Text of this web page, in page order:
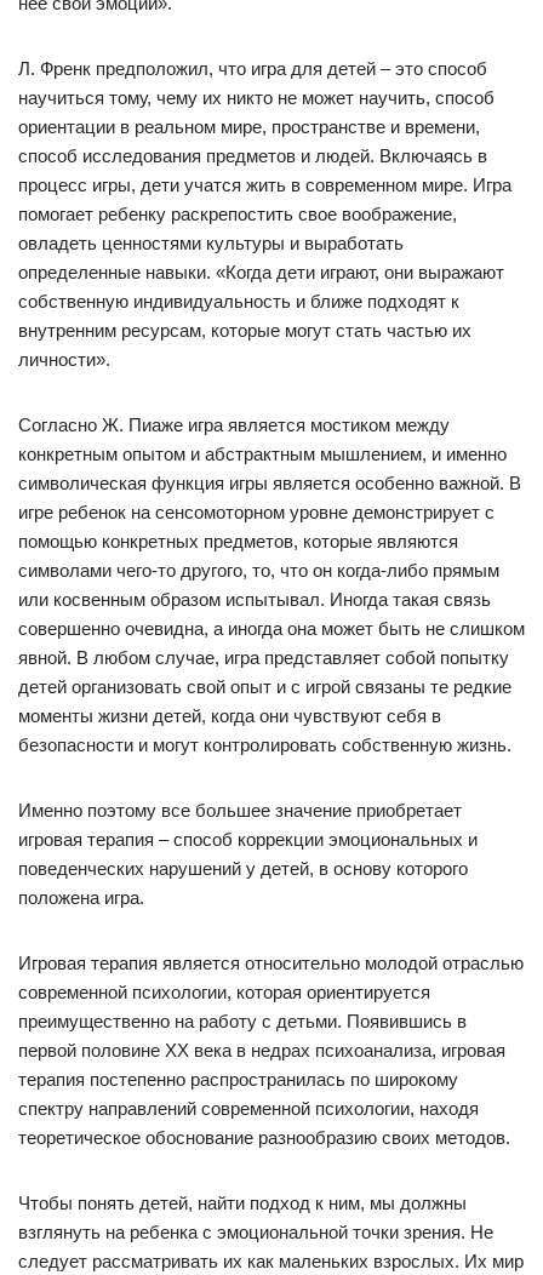
Л. Френк предположил, что игра для детей – это способ
научиться тому, чему их никто не может научить, способ
ориентации в реальном мире, пространстве и времени,
способ исследования предметов и людей. Включаясь в
процесс игры, дети учатся жить в современном мире. Игра
помогает ребенку раскрепостить свое воображение,
овладеть ценностями культуры и выработать
определенные навыки. «Когда дети играют, они выражают
собственную индивидуальность и ближе подходят к
внутренним ресурсам, которые могут стать частью их
личности».
Согласно Ж. Пиаже игра является мостиком между
конкретным опытом и абстрактным мышлением, и именно
символическая функция игры является особенно важной. В
игре ребенок на сенсомоторном уровне демонстрирует с
помощью конкретных предметов, которые являются
символами чего-то другого, то, что он когда-либо прямым
или косвенным образом испытывал. Иногда такая связь
совершенно очевидна, а иногда она может быть не слишком
явной. В любом случае, игра представляет собой попытку
детей организовать свой опыт и с игрой связаны те редкие
моменты жизни детей, когда они чувствуют себя в
безопасности и могут контролировать собственную жизнь.
Именно поэтому все большее значение приобретает
игровая терапия – способ коррекции эмоциональных и
поведенческих нарушений у детей, в основу которого
положена игра.
Игровая терапия является относительно молодой отраслью
современной психологии, которая ориентируется
преимущественно на работу с детьми. Появившись в
первой половине XX века в недрах психоанализа, игровая
терапия постепенно распространилась по широкому
спектру направлений современной психологии, находя
теоретическое обоснование разнообразию своих методов.
Чтобы понять детей, найти подход к ним, мы должны
взглянуть на ребенка с эмоциональной точки зрения. Не
следует рассматривать их как маленьких взрослых. Их мир